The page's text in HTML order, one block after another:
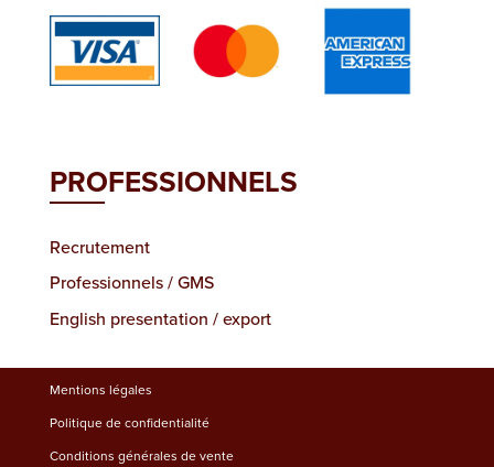
PROFESSIONNELS
Recrutement
Professionnels / GMS
English presentation / export
Mentions légales
Politique de confidentialité
Conditions générales de vente